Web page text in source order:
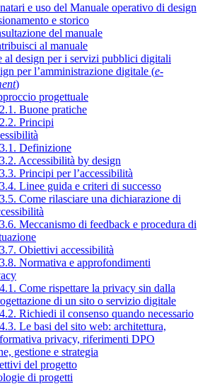
e uso del Manuale operativo di design
e storico
del manuale
al manuale
al design per i servizi pubblici digitali
per l’amministrazione digitale (e-
)
progettuale
Buone pratiche
Principi
Definizione
Accessibilità by design
Principi per l’accessibilità
Linee guida e criteri di successo
Come rilasciare una dichiarazione di
Meccanismo di feedback e procedura di
Obiettivi accessibilità
Normativa e approfondimenti
Come rispettare la privacy sin dalla
di un sito o servizio digitale
Richiedi il consenso quando necessario
Le basi del sito web: architettura,
privacy, riferimenti DPO
gestione e strategia
del progetto
di progetti